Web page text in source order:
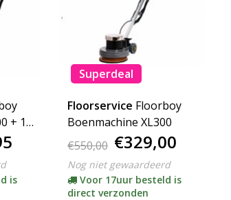
+ 15
is
Superdeal
Floorservice Floorboy
Boenmachine XL300
€550,00 €329,00
Nog niet gewaardeerd
Voor 17uur besteld is
direct verzonden